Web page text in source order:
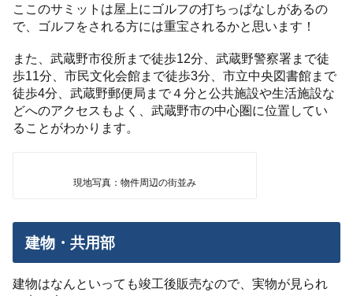
ここのサミットは屋上にゴルフの打ちっぱなしがあるの
で、ゴルフをされる方には重宝されるかと思います！
また、武蔵野市役所まで徒歩12分、武蔵野警察署まで徒
歩11分、市民文化会館まで徒歩3分、市立中央図書館まで
徒歩4分、武蔵野郵便局まで４分と公共施設や生活施設な
どへのアクセスもよく、武蔵野市の中心圏に位置してい
ることがわかります。
現地写真：物件周辺の街並み
建物・共用部
建物はなんといっても竣工後販売なので、実物が見られ